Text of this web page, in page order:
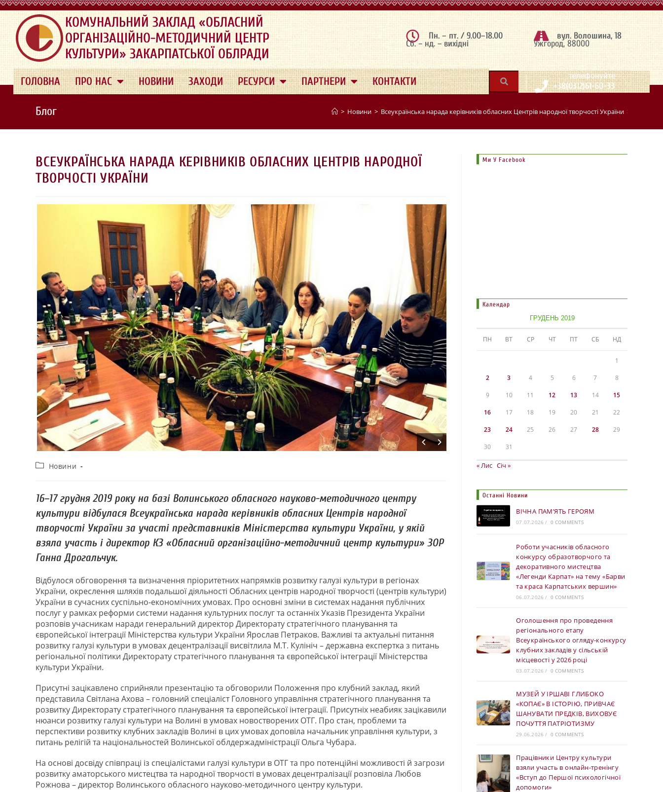
.
КОМУНАЛЬНИЙ ЗАКЛАД «ОБЛАСНИЙ
ОРГАНІЗАЦІЙНО-МЕТОДИЧНИЙ ЦЕНТР
КУЛЬТУРИ» ЗАКАРПАТСЬКОЇ ОБЛРАДИ
Пн. – пт. / 9.00–18.00
Сб. – нд. – вихідні
вул. Волошина, 18
Ужгород, 88000
ГОЛОВНА ПРО НАС НОВИНИ ЗАХОДИ РЕСУРСИ ПАРТНЕРИ КОНТАКТИ | телефонуйте
+38(0312)61-60-33
Блог > Новини > Всеукраїнська нарада керівників обласних Центрів народної творчості України >
ВСЕУКРАЇНСЬКА НАРАДА КЕРІВНИКІВ ОБЛАСНИХ ЦЕНТРІВ НАРОДНОЇ
ТВОРЧОСТІ УКРАЇНИ
Новини
16–17 грудня 2019 року на базі Волинського обласного науково-методичного центру
культури відбулася Всеукраїнська нарада керівників обласних Центрів народної
творчості України за участі представників Міністерства культури України, у якій
взяла участь і директор КЗ «Обласний організаційно-методичний центр культури» ЗОР
Ганна Дрогальчук.
Відбулося обговорення та визначення пріоритетних напрямків розвитку галузі культури в регіонах
України, окреслення шляхів подальшої діяльності Обласних центрів народної творчості (центрів культури)
України в сучасних суспільно-економічних умовах. Про основні зміни в системах надання публічних
послуг у рамках реформи системи надання культурних послуг та останніх Указів Президента України
розповів учасникам наради генеральний директор Директорату стратегічного планування та
європейської інтеграції Міністерства культури України Ярослав Петраков. Важливі та актуальні питання
розвитку галузі культури в умовах децентралізації висвітлила М.Т. Кулініч – державна експертка з питань
регіональної політики Директорату стратегічного планування та європейської інтеграції Міністерства
культури України.
Присутні зацікавлено сприйняли презентацію та обговорили Положення про клубний заклад, який
представила Світлана Ахова – головний спеціаліст Головного управління стратегічного планування та
розвитку Директорату стратегічного планування та європейської інтеграції. Присутніх неабияк зацікавили
нюанси розвитку галузі культури на Волині в умовах новостворених ОТГ. Про стан, проблеми та
перспективи розвитку клубних закладів Волині в цих умовах доповіла начальник управління культури, з
питань релігій та національностей Волинської облдержадміністрації Ольга Чубара.
На основі досвіду співпраці із спеціалістами галузі культури в ОТГ та про потенційні можливості й загрози
розвитку аматорського мистецтва та народної творчості в умовах децентралізації розповіла Любов
Рожнова – директор Волинського обласного науково-методичного центру культури.
Ми У Facebook
Календар
ГРУДЕНЬ 2019
ПН ВТ СР ЧТ ПТ СБ НД
1
2 3 4 5 6 7 8
9 10 11 12 13 14 15
16 17 18 19 20 21 22
23 24 25 26 27 28 29
30 31
« Лис Січ »
Останні Новини
ВІЧНА ПАМ’ЯТЬ ГЕРОЯМ
07.07.2026 / 0 COMMENTS
Роботи учасників обласного
конкурсу образотворчого та
декоративного мистецтва
«Легенди Карпат» на тему «Барви
та краса Карпатських вершин»
06.07.2026 / 0 COMMENTS
Оголошення про проведення
регіонального етапу
Всеукраїнського огляду-конкурсу
клубних закладів у сільській
місцевості у 2026 році
03.07.2026 / 0 COMMENTS
МУЗЕЙ У ІРШАВІ ГЛИБОКО
«КОПАЄ» В ІСТОРІЮ, ПРИВЧАЄ
ШАНУВАТИ ПРЕДКІВ, ВИХОВУЄ
ПОЧУТТЯ ПАТРІОТИЗМУ
29.06.2026 / 0 COMMENTS
Працівники Центру культури
взяли участь в онлайн-тренінгу
«Вступ до Першої психологічної
допомоги»